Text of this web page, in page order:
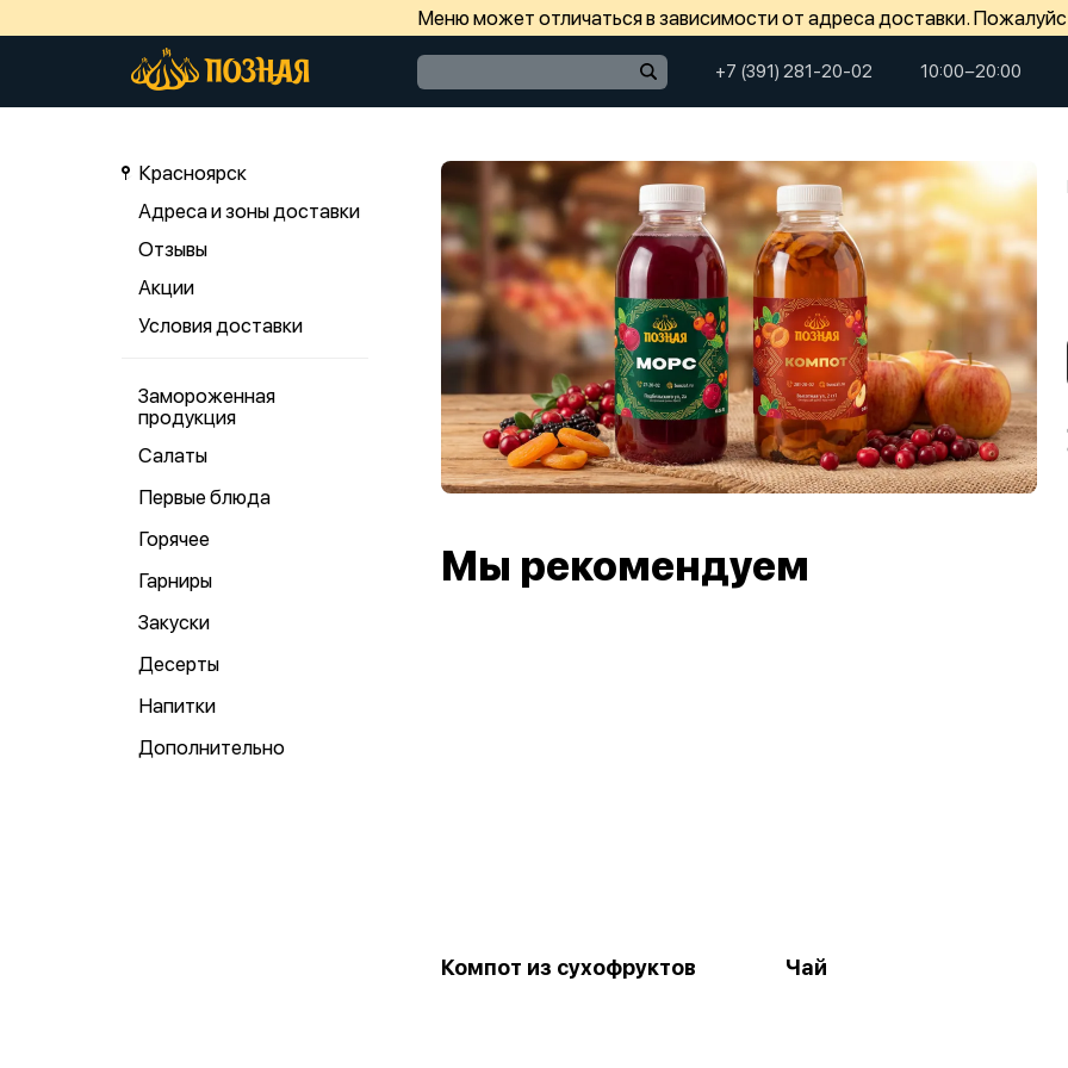
Меню может отличаться в зависимости от адреса доставки.
+7 (391) 281-20-02 10:00−20:00
Красноярск
Адреса и зоны доставки
Отзывы
Акции
Условия доставки
Замороженная
продукция
Салаты
Первые блюда
Горячее
Гарниры
Закуски
Десерты
Напитки
Дополнительно
Мы рекомендуем
Компот из сухофруктов Чай